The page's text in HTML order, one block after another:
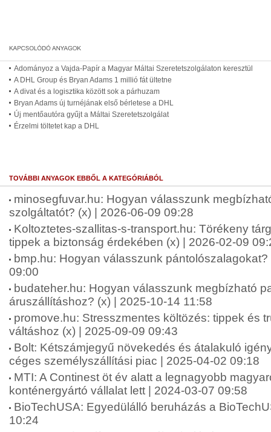
Adományoz a Vajda-Papír a Magyar Máltai Szeretetszolgálaton keresztül
A DHL Group és Bryan Adams 1 millió fát ültetne
A divat és a logisztika között sok a párhuzam
Bryan Adams új turnéjának első bérletese a DHL
Új mentőautóra gyűjt a Máltai Szeretetszolgálat
Érzelmi töltetet kap a DHL
TOVÁBBI ANYAGOK EBBŐL A KATEGÓRIÁBÓL
minosegfuvar.hu: Hogyan válasszunk
szolgáltatót? (x) | 2026-06-09 09:28
Koltoztetes-szallitas-s-transport.hu: Törékeny
tippek a biztonság érdekében (x) | 2026-02-09
bmp.hu: Hogyan válasszunk
09:00
budateher.hu: Hogyan válasszunk megbízható
áruszállításhoz? (x) | 2025-10-14 11:58
promove.hu: Stresszmentes költözés: tippek és
váltáshoz (x) | 2025-09-09 09:43
Bolt: Kétszámjegyű növekedés és átalakuló
céges személyszállítási piac | 2025-04-02 09:18
MTI: A Continest öt év alatt a legnagyobb
konténergyártó vállalat lett | 2024-03-07 09:58
BioTechUSA: Egyedülálló beruházás a
10:24